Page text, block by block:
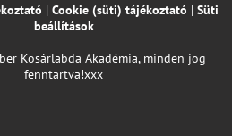
| Cookie (süti) tájékoztató | Süti
beállítások
Kosárlabda Akadémia, minden jog
fenntartva!xxx